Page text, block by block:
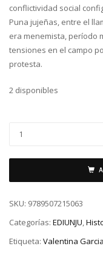
conflictividad social
Puna jujeñas, entre el
era menemista, período
tensiones en el campo
protesta.
2 disponibles
SKU: 9789507215063
Categorías: EDIUNJU,
Etiqueta: Valentina Garcia